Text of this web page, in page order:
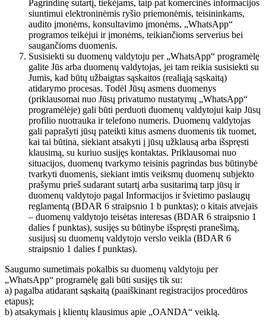
Pagrindinę sutartį, tiekėjams, taip pat komercinės informacijos
siuntimui elektroninėmis ryšio priemonėmis, teisininkams,
audito įmonėms, konsultavimo įmonėms, „WhatsApp“
programos teikėjui ir įmonėms, teikiančioms serverius bei
saugančioms duomenis.
Susisiekti su duomenų valdytoju per „WhatsApp“ programėlę
galite Jūs arba duomenų valdytojas, jei tam reikia susisiekti su
Jumis, kad būtų užbaigtas sąskaitos (realiąją sąskaitą)
atidarymo procesas. Todėl Jūsų asmens duomenys
(priklausomai nuo Jūsų privatumo nustatymų „WhatsApp“
programėlėje) gali būti perduoti duomenų valdytojui kaip Jūsų
profilio nuotrauka ir telefono numeris. Duomenų valdytojas
gali paprašyti jūsų pateikti kitus asmens duomenis tik tuomet,
kai tai būtina, siekiant atsakyti į jūsų užklausą arba išspręsti
klausimą, su kuriuo susijęs kontaktas. Priklausomai nuo
situacijos, duomenų tvarkymo teisinis pagrindas bus būtinybė
tvarkyti duomenis, siekiant imtis veiksmų duomenų subjekto
prašymu prieš sudarant sutartį arba susitarimą tarp jūsų ir
duomenų valdytojo pagal Informacijos ir švietimo paslaugų
reglamentą (BDAR 6 straipsnio 1 b punktas); o kitais atvejais
– duomenų valdytojo teisėtas interesas (BDAR 6 straipsnio 1
dalies f punktas), susijęs su būtinybe išspręsti pranešimą,
susijusį su duomenų valdytojo verslo veikla (BDAR 6
straipsnio 1 dalies f punktas).
Saugumo sumetimais pokalbis su duomenų valdytoju per
„WhatsApp“ programėlę gali būti susijęs tik su:
a) pagalba atidarant sąskaitą (paaiškinant registracijos procedūros
etapus);
b) atsakymais į klientų klausimus apie „OANDA“ veiklą.